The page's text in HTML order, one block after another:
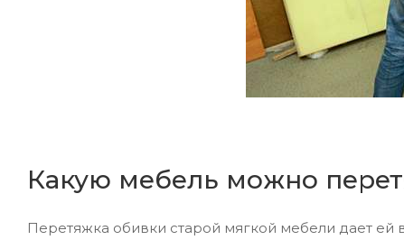
Какую мебель можно
Перетяжка обивки старой мягкой мебели дает ей